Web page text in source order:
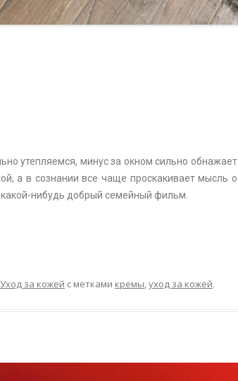
утепляемся, минус за окном сильно обнажает
а в сознании все чаще проскакивает мысль о
нибудь добрый семейный фильм.
Уход за кожей с метками кремы,уход за кожей.